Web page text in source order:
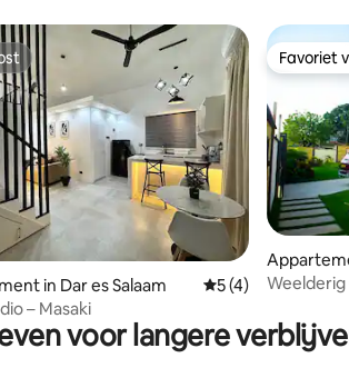
van 4,77 op 5, 60 recensies
in Dar es Salaam Gemiddelde
5 (4)
– Masaki
Favoriet
Favoriet
m
Weelderig
voor langere